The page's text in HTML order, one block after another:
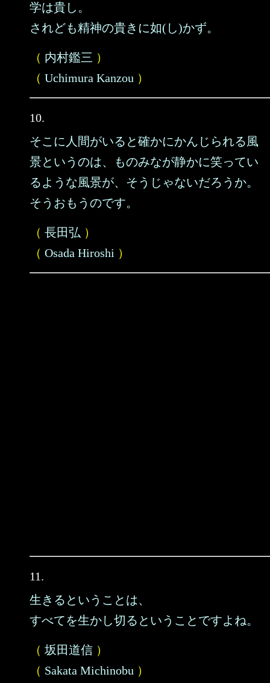
学は貴し。
されども精神の貴きに如(し)かず。
（ 内村鑑三 ）
（ Uchimura Kanzou ）
10.
そこに人間がいると確かにかんじられる風
景というのは、ものみなが静かに笑ってい
るような風景が、そうじゃないだろうか。
そうおもうのです。
（ 長田弘 ）
（ Osada Hiroshi ）
11.
生きるということは、
すべてを生かし切るということですよね。
（ 坂田道信 ）
（ Sakata Michinobu ）